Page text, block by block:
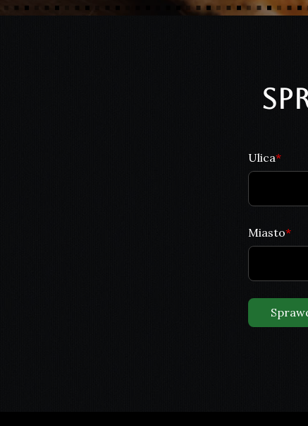
Ulica
Miasto